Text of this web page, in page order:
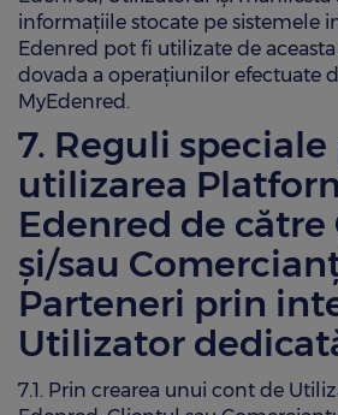
informațiile stocate pe sistemele
Edenred pot fi utilizate de
dovada a operațiunilor efectuate
MyEdenred.
7. Reguli
utilizarea
Edenred de
și/sau
Parteneri prin
Utilizator
7.1. Prin crearea unui cont de